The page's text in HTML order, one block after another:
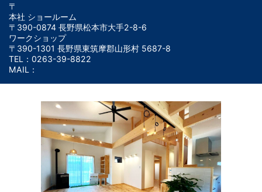
〒
本社 ショールーム
〒390-0874 長野県松本市大手2-8-6
ワークショップ
〒390-1301 長野県東筑摩郡山形村 5687-8
TEL：0263-39-8822
MAIL：